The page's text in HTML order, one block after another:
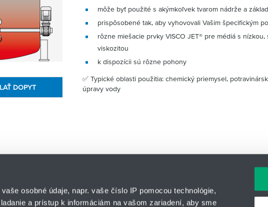
osobné údaje, napr. vaše číslo IP pomocou technológie,
a prístup k informáciám na vašom zariadení, aby sme
DOPYT
môže byť použité s akýmkoľvek tvarom nádrže a
prispôsobené tak, aby vyhovovali Vašim špecifickým
rôzne miešacie prvky VISCO JET® pre médiá s
viskozitou
k dispozícii sú rôzne pohony
✅ Typické oblasti použitia: chemický priemysel,
úpravy vody